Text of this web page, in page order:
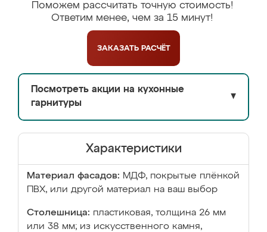
Поможем рассчитать точную стоимость!
Ответим менее, чем за 15 минут!
ЗАКАЗАТЬ РАСЧЁТ
Посмотреть акции на кухонные
гарнитуры
▼
Характеристики
Материал фасадов: МДФ, покрытые плёнкой
ПВХ, или другой материал на ваш выбор
Столешница: пластиковая, толщина 26 мм
или 38 мм; из искусственного камня,